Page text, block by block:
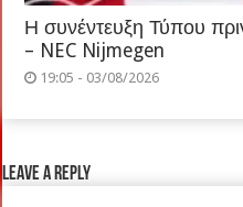
Η συνέντευξη Τύπου
– NEC Nijmegen
19:05 - 03/08/2026
Leave a Reply